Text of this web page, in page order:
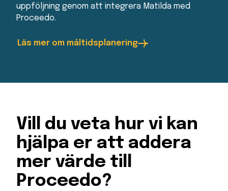
uppföljning genom att integrera Matilda med
Proceedo.
Läs mer om måltidsplanering
Vill du veta hur vi kan
hjälpa er att addera
mer värde till
Proceedo?